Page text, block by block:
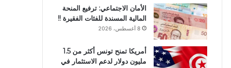
الأمان الاجتماعي: ترفيع المنحة
المالية المسندة للفئات الفقيرة !!
8 أغسطس، 2026
أمريكا تمنح تونس أكثر من 1.5
مليون دولار لدعم الاستثمار في